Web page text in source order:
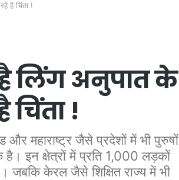
है चिंता !
है लिंग अनुपात के
!
महाराष्ट्र जैसे प्रदेशों में भी पुरुषों
इन क्षेत्रों में प्रति 1,000 लड़कों
जबकि केरल जैसे शिक्षित राज्य में भी